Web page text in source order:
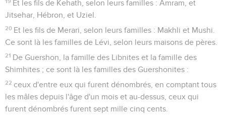
Et les fils de Kehath, selon leurs familles : Amram, et
Jitsehar, Hébron, et Uziel.
20 Et les fils de Merari, selon leurs familles : Makhli et Mushi.
Ce sont là les familles de Lévi, selon leurs maisons de pères.
21 De Guershon, la famille des Libnites et la famille des
Shimhites ; ce sont là les familles des Guershonites :
22 ceux d'entre eux qui furent dénombrés, en comptant tous
les mâles depuis l'âge d'un mois et au-dessus, ceux qui
furent dénombrés furent sept mille cinq cents.